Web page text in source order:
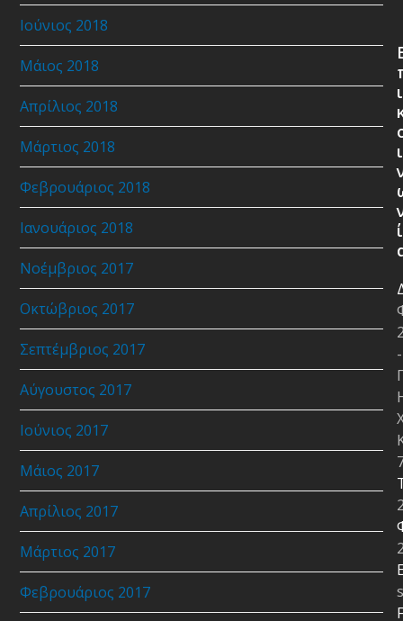
Ιούνιος 2018
Μάιος 2018
Απρίλιος 2018
Μάρτιος 2018
Φεβρουάριος 2018
Ιανουάριος 2018
Νοέμβριος 2017
Οκτώβριος 2017
Σεπτέμβριος 2017
Αύγουστος 2017
Ιούνιος 2017
Μάιος 2017
Απρίλιος 2017
Μάρτιος 2017
Φεβρουάριος 2017
ι
ι
ί
-